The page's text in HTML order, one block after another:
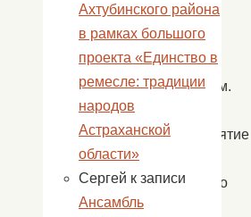
гости
к
своим
бабушкам.
мероприятие
насколько
Ахтубинского района
в рамках большого
проекта «Единство в
ремесле: традиции
народов
Астраханской
области»
Сергей к записи
Ансамбль